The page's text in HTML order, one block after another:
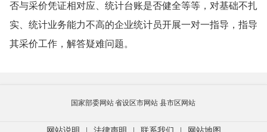
否与采价凭证相对应、统计台账是否健全等等，对基础不扎
实、统计业务能力不高的企业统计员开展一对一指导，指导
其采价工作，解答疑难问题。
国家部委网站省设区市网站 县市区网站